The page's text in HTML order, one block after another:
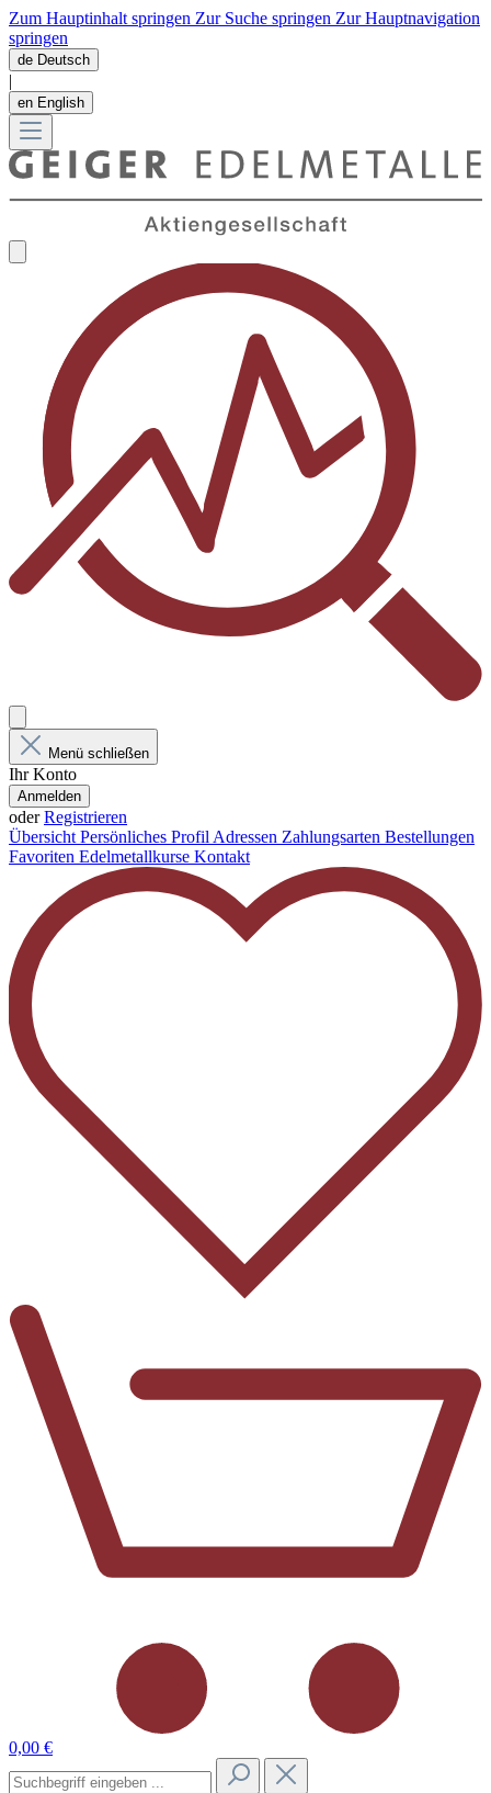
Zum Hauptinhalt springen Zur Suche springen Zur Hauptnavigation
springen
de Deutsch
|
en English
Menü schließen
Ihr Konto
Anmelden
oderRegistrieren
ÜbersichtPersönliches ProfilAdressen Zahlungsarten Bestellungen
Favoriten Edelmetallkurse Kontakt
0,00 €